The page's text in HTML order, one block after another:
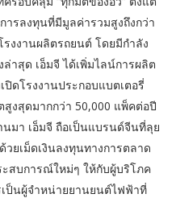
ารลงทุนที่มีมูลค่ารวมสูงถึงกว่า
งงานผลิตรถยนต์ โดยมีกำลัง
าสุด เอ็มจี ได้เพิ่มไลน์การผลิต
ดโรงงานประกอบแบตเตอรี่
สูงสุดมากกว่า 50,000 แพ็คต่อปี
มา เอ็มจี ถือเป็นแบรนด์จีนที่ลุย
วยเม็ดเงินลงทุนทางการตลาด
สบการณ์ใหม่ๆ ให้กับผู้บริโภค
ป็นผู้จำหน่ายยานยนต์ไฟฟ้าที่